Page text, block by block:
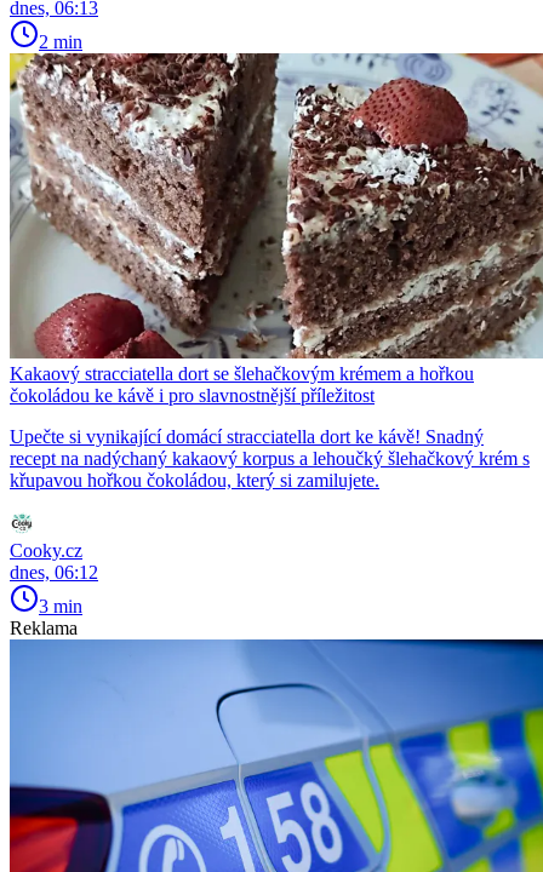
dnes, 06:13
2 min
Kakaový stracciatella dort se šlehačkovým krémem a hořkou
čokoládou ke kávě i pro slavnostnější příležitost
Upečte si vynikající domácí stracciatella dort ke kávě! Snadný
recept na nadýchaný kakaový korpus a lehoučký šlehačkový krém s
křupavou hořkou čokoládou, který si zamilujete.
Cooky.cz
dnes, 06:12
3 min
Reklama